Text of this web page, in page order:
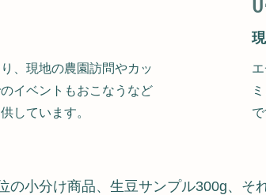
、現地の農園訪問やカッ
イベントもおこなうなど
しています。
で
の小分け商品、生豆サンプル300g、そ